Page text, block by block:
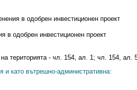
в одобрен инвестиционен проект
в одобрен инвестиционен проект
на територията - чл. 154, ал. 1; чл. 154, ал.
и като вътрешно-административна: